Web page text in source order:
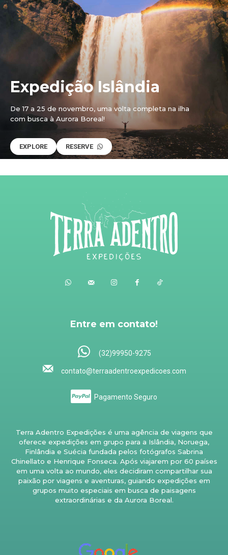
Expedição Islândia
De 17 a 25 de novembro, uma volta completa na ilha
com busca à Aurora Boreal!
EXPLORE RESERVE
Entre em contato!
(32)99950-9275
contato@terraadentroexpedicoes.com
Pagamento Seguro
Terra Adentro Expedições é uma agência de viagens que
oferece expedições em grupo para a Islândia, Noruega,
Finlândia e Suécia fundada pelos fotógrafos Sabrina
Chinellato e Henrique Fonseca. Após viajarem por 60 países
em uma volta ao mundo, eles decidiram compartilhar sua
paixão por viagens e aventuras, guiando expedições em
grupos muito especiais em busca de paisagens
extraordinárias e da Aurora Boreal.